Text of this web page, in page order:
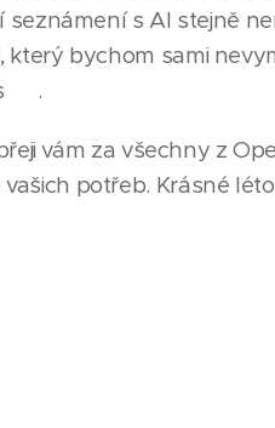
seznámení s AI stejně
bychom sami
😊.
vám za všechny z
potřeb. Krásné